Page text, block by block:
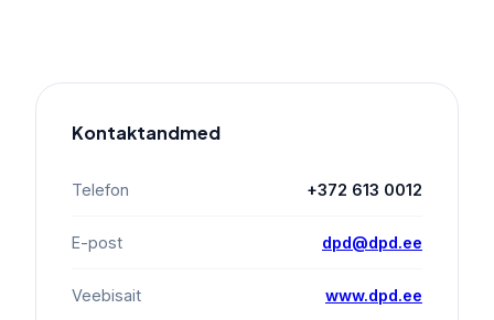
Kontaktandmed
Telefon +372 613 0012
E-post dpd@dpd.ee
Veebisait www.dpd.ee